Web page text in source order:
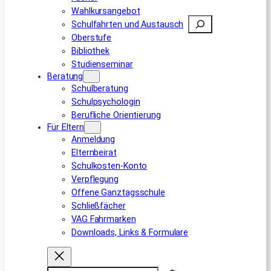
Wahlkursangebot
Schulfahrten und Austausch
Oberstufe
Bibliothek
Studienseminar
Beratung
Schulberatung
Schulpsychologin
Berufliche Orientierung
Für Eltern
Anmeldung
Elternbeirat
Schulkosten-Konto
Verpflegung
Offene Ganztagsschule
Schließfächer
VAG Fahrmarken
Downloads, Links & Formulare
Suchen